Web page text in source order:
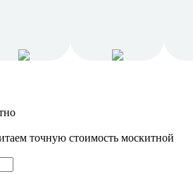
точную стоимость москитной